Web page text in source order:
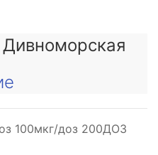
100мкг/доз 200ДОЗ